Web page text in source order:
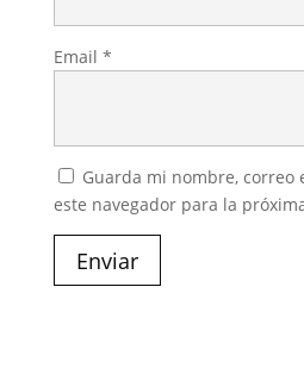
Email *
Guarda mi nombre, correo
este navegador para la
Enviar